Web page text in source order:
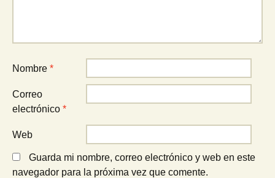
Nombre *
Correo
electrónico *
Web
Guarda mi nombre, correo electrónico y web en este
navegador para la próxima vez que comente.